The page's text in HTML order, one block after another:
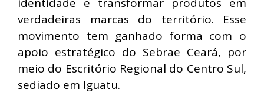
verdadeiras marcas do território. Esse
movimento tem ganhado forma com o
apoio estratégico do Sebrae Ceará, por
meio do Escritório Regional do Centro Sul,
sediado em Iguatu.